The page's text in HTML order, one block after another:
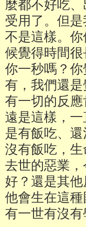
麼都不好吃
受用了。但
不是這樣。
候覺得時間
你一秒嗎？
有，我們還
有一切的反
遠是這樣，
是有飯吃、
沒有飯吃，
去世的惡業
好？還是其
他會生在這
有一世有沒